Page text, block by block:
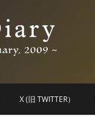
X (旧 TWITTER）